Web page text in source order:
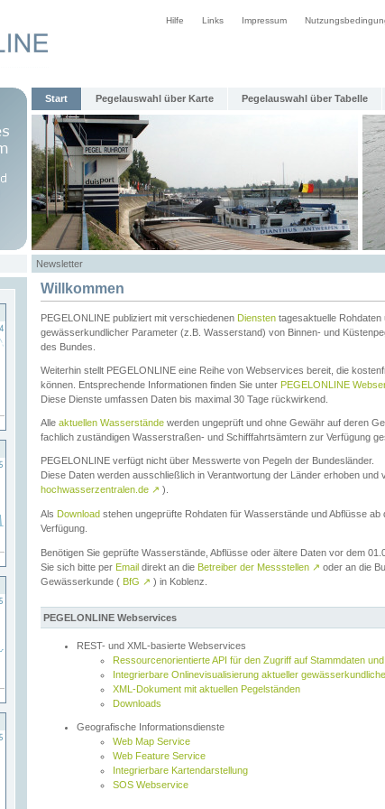
Hilfe Links Impressum
Start Pegelauswahl über Karte Pegelauswahl über Tabelle
Newsletter
Willkommen
PEGELONLINE publiziert mit verschiedenen Diensten tagesaktuelle
gewässerkundlicher Parameter (z.B. Wasserstand) von Binnen- und
des Bundes.
Weiterhin stellt PEGELONLINE eine Reihe von Webservices bereit, die
können. Entsprechende Informationen finden Sie unter PEGELONLINE
Diese Dienste umfassen Daten bis maximal 30 Tage rückwirkend.
Alle aktuellen Wasserstände werden ungeprüft und ohne Gewähr auf deren
fachlich zuständigen Wasserstraßen- und Schifffahrtsämtern zur Verfügung
PEGELONLINE verfügt nicht über Messwerte von Pegeln der Bundesländer.
Diese Daten werden ausschließlich in Verantwortung der Länder erhoben und
hochwasserzentralen.de ↗ ).
Als Download stehen ungeprüfte Rohdaten für Wasserstände und Abflüsse ab
Verfügung.
Benötigen Sie geprüfte Wasserstände, Abflüsse oder ältere Daten vor dem
Sie sich bitte per Email direkt an die Betreiber der Messstellen ↗ oder an die
Gewässerkunde ( BfG ↗ ) in Koblenz.
PEGELONLINE Webservices
REST- und XML-basierte Webservices
Ressourcenorientierte API für den Zugriff auf Stammdaten
Integrierbare Onlinevisualisierung aktueller
XML-Dokument mit aktuellen Pegelständen
Downloads
Geografische Informationsdienste
Web Map Service
Web Feature Service
Integrierbare Kartendarstellung
SOS Webservice